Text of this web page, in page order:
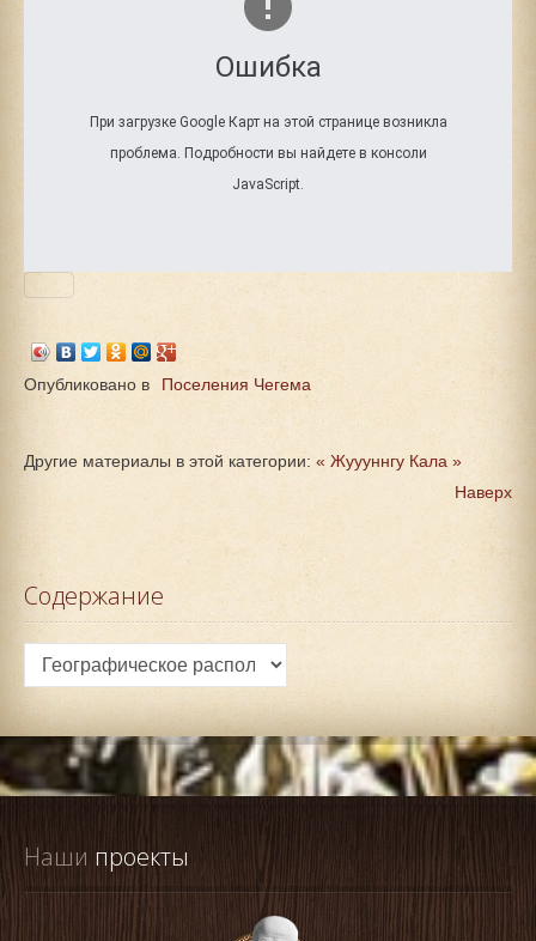
Ошибка
При загрузке Google Карт на этой странице возникла
проблема. Подробности вы найдете в консоли
JavaScript.
Опубликовано в Поселения Чегема
Другие материалы в этой категории: « Жуууннгу Кала »
Наверх
Содержание
Наши проекты